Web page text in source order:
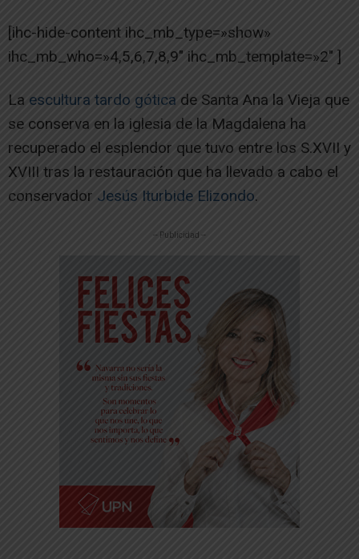
[ihc-hide-content ihc_mb_type=»show»
ihc_mb_who=»4,5,6,7,8,9″ ihc_mb_template=»2″ ]
La escultura tardo gótica de Santa Ana la Vieja que
se conserva en la iglesia de la Magdalena ha
recuperado el esplendor que tuvo entre los S.XVII y
XVIII tras la restauración que ha llevado a cabo el
conservador Jesús Iturbide Elizondo.
-- Publicidad --